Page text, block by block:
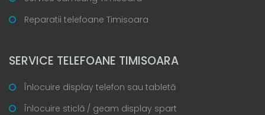
Reparatii telefoane Timisoara
SERVICE TELEFOANE TIMISOARA
Înlocuire display telefon sau tabletă
Înlocuire sticlă / geam display spart